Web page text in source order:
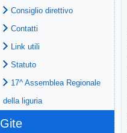
Consiglio direttivo
Contatti
Link utili
Statuto
17^ Assemblea Regionale
della liguria
Gite